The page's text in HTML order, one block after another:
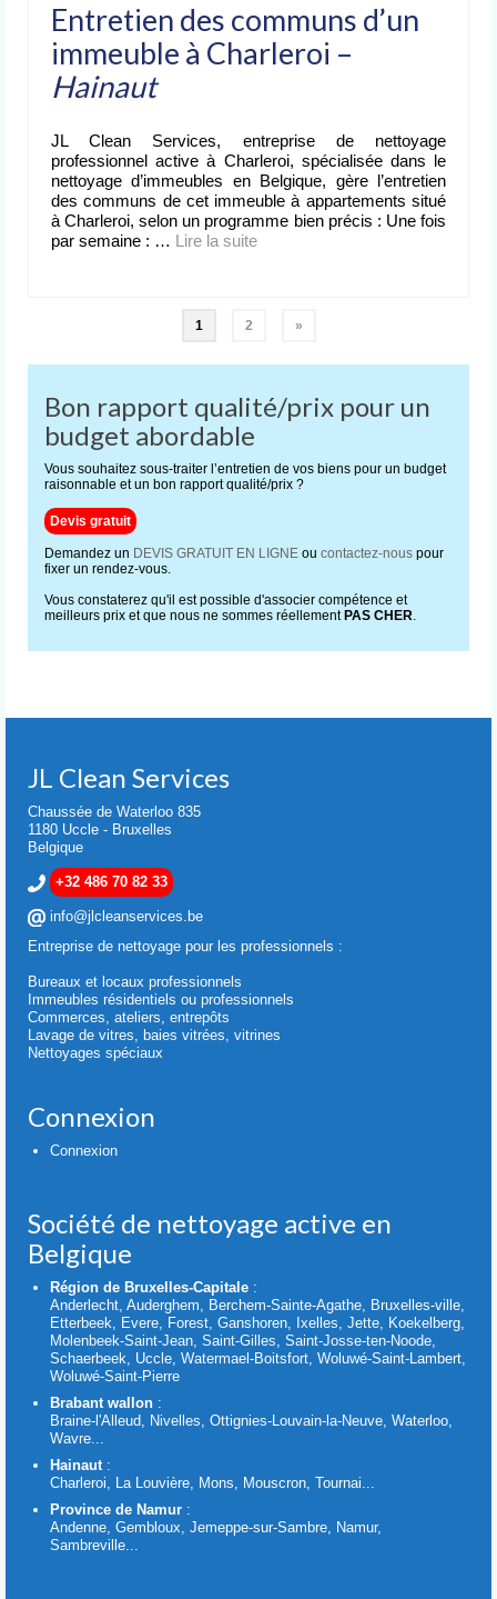
Entretien des communs d’un
immeuble à Charleroi –
Hainaut
JL Clean Services, entreprise de nettoyage
professionnel active à Charleroi, spécialisée dans le
nettoyage d’immeubles en Belgique, gère l’entretien
des communs de cet immeuble à appartements situé
à Charleroi, selon un programme bien précis : Une fois
par semaine : … Lire la suite­­
1 2 »
Bon rapport qualité/prix pour un
budget abordable
Vous souhaitez sous-traiter l’entretien de vos biens pour un budget
raisonnable et un bon rapport qualité/prix ?
Devis gratuit
Demandez un DEVIS GRATUIT EN LIGNE ou contactez-nous pour
fixer un rendez-vous.
Vous constaterez qu'il est possible d'associer compétence et
meilleurs prix et que nous ne sommes réellement PAS CHER.
JL Clean Services
Chaussée de Waterloo 835
1180 Uccle - Bruxelles
Belgique
+32 486 70 82 33
info@jlcleanservices.be
Entreprise de nettoyage pour les professionnels :
Bureaux et locaux professionnels
Immeubles résidentiels ou professionnels
Commerces, ateliers, entrepôts
Lavage de vitres, baies vitrées, vitrines
Nettoyages spéciaux
Connexion
Connexion
Société de nettoyage active en
Belgique
Région de Bruxelles-Capitale :
Anderlecht, Auderghem, Berchem-Sainte-Agathe, Bruxelles-ville,
Etterbeek, Evere, Forest, Ganshoren, Ixelles, Jette, Koekelberg,
Molenbeek-Saint-Jean, Saint-Gilles, Saint-Josse-ten-Noode,
Schaerbeek, Uccle, Watermael-Boitsfort, Woluwé-Saint-Lambert,
Woluwé-Saint-Pierre
Brabant wallon :
Braine-l'Alleud, Nivelles, Ottignies-Louvain-la-Neuve, Waterloo,
Wavre...
Hainaut :
Charleroi, La Louvière, Mons, Mouscron, Tournai...
Province de Namur :
Andenne, Gembloux, Jemeppe-sur-Sambre, Namur,
Sambreville...